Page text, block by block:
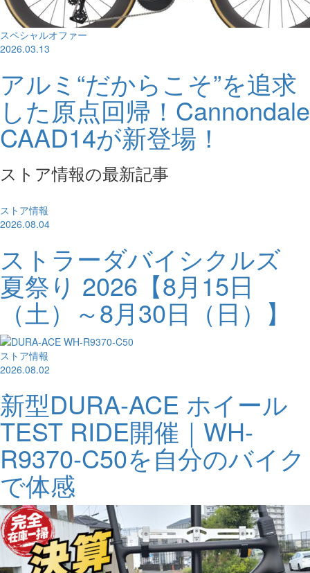
スペシャルオファー
2026.03.13
アルミ“だからこそ”を追求
した原点回帰！Cannondale
CAAD14が新登場！
ストア情報の最新記事
ストア情報
2026.08.04
ストラーダバイシクルズ
夏祭り 2026【8月15日
（土）～8月30日（日）】
ストア情報
2026.08.02
新型DURA-ACE ホイール
TEST RIDE開催｜WH-
R9370-C50を自分のバイク
で体感